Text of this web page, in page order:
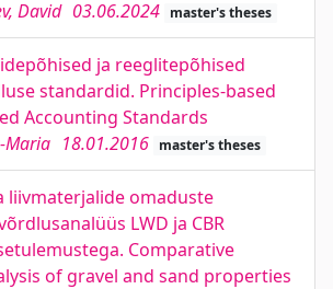
David 03.06.2024 master's theses
ja reeglitepõhised
standardid. Principles-based
Accounting Standards
Maria 18.01.2016 master's theses
liivmaterjalide omaduste
LWD ja CBR
Comparative
of gravel and sand properties